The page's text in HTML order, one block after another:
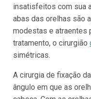
insatisfeitos com sua
abas das orelhas são
modestas e atraentes
tratamento, o cirurgião
simétricas.
A cirurgia de fixação
ângulo em que as